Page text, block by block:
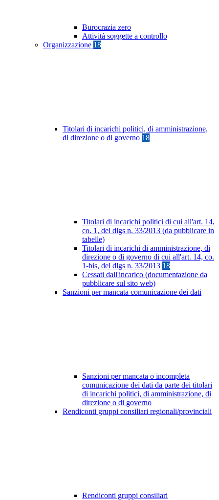
Burocrazia zero
Attività soggette a controllo
Organizzazione 18
Titolari di incarichi politici, di amministrazione,
di direzione o di governo 18
Titolari di incarichi politici di cui all'art. 14,
co. 1, del dlgs n. 33/2013 (da pubblicare in
tabelle)
Titolari di incarichi di amministrazione, di
direzione o di governo di cui all'art. 14, co.
1-bis, del dlgs n. 33/2013 18
Cessati dall'incarico (documentazione da
pubblicare sul sito web)
Sanzioni per mancata comunicazione dei dati
Sanzioni per mancata o incompleta
comunicazione dei dati da parte dei titolari
di incarichi politici, di amministrazione, di
direzione o di governo
Rendiconti gruppi consiliari regionali/provinciali
Rendiconti gruppi consiliari